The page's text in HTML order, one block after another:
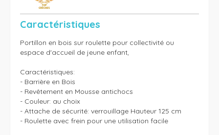
Caractéristiques
Portillon en bois sur roulette pour collectivité ou
espace d'accueil de jeune enfant,
Caractéristiques:
- Barrière en Bois
- Revêtement en Mousse antichocs
- Couleur: au choix
- Attache de sécurité: verrouillage Hauteur 125 cm
- Roulette avec frein pour une utilisation facile